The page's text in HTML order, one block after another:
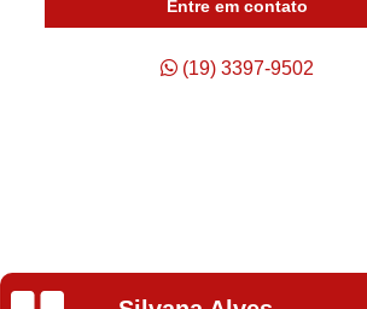
Duplo
Compressor Parafuso
Compressor Parafuso Atlas Copco
Compressor de Ar Usado Schulz
Entre em contato
(19) 3397-9502